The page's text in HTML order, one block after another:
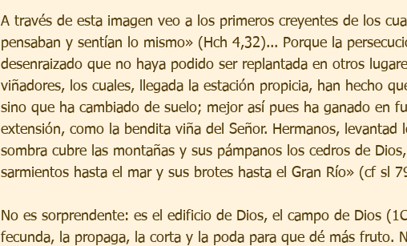
A través de esta imagen veo a los primeros creyentes de los
pensaban y sentían lo mismo» (Hch 4,32)... Porque la
desenraizado que no haya podido ser replantada en otros
viñadores, los cuales, llegada la estación propicia, han hecho
sino que ha cambiado de suelo; mejor así pues ha ganado en
extensión, como la bendita viña del Señor. Hermanos, levantad
sombra cubre las montañas y sus pámpanos los cedros de
sarmientos hasta el mar y sus brotes hasta el Gran Río» (cf sl
No es sorprendente: es el edificio de Dios, el campo de Dios
fecunda, la propaga, la corta y la poda para que dé más fruto.